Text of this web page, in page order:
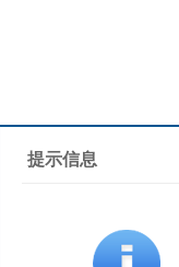
提示信息